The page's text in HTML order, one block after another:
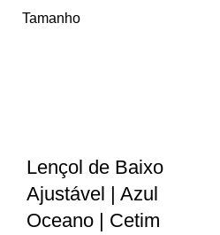
Tamanho
Lençol de Baixo
Ajustável | Azul
Oceano | Cetim